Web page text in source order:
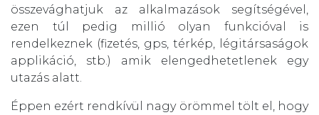
összevághatjuk az alkalmazások segítségével,
ezen túl pedig millió olyan funkcióval is
rendelkeznek (fizetés, gps, térkép, légitársaságok
applikáció, stb.) amik elengedhetetlenek egy
utazás alatt.
Éppen ezért rendkívül nagy örömmel tölt el, hogy